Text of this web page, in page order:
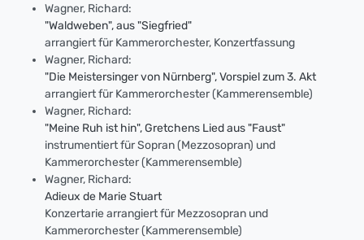
Wagner, Richard:
"Waldweben", aus "Siegfried"
arrangiert für Kammerorchester, Konzertfassung
Wagner, Richard:
"Die Meistersinger von Nürnberg", Vorspiel zum 3. Akt
arrangiert für Kammerorchester (Kammerensemble)
Wagner, Richard:
"Meine Ruh ist hin", Gretchens Lied aus "Faust"
instrumentiert für Sopran (Mezzosopran) und
Kammerorchester (Kammerensemble)
Wagner, Richard:
Adieux de Marie Stuart
Konzertarie arrangiert für Mezzosopran und
Kammerorchester (Kammerensemble)